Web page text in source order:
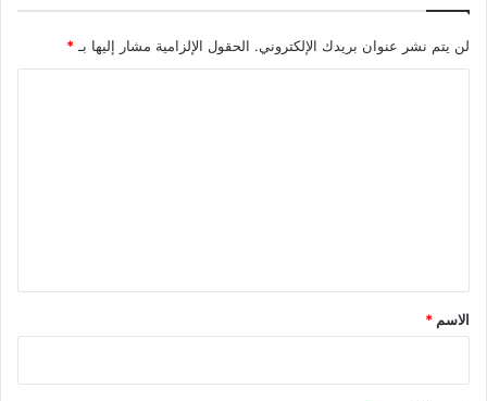
لن يتم نشر عنوان بريدك الإلكتروني. الحقول الإلزامية مشار إليها بـ *
*
الاسم *